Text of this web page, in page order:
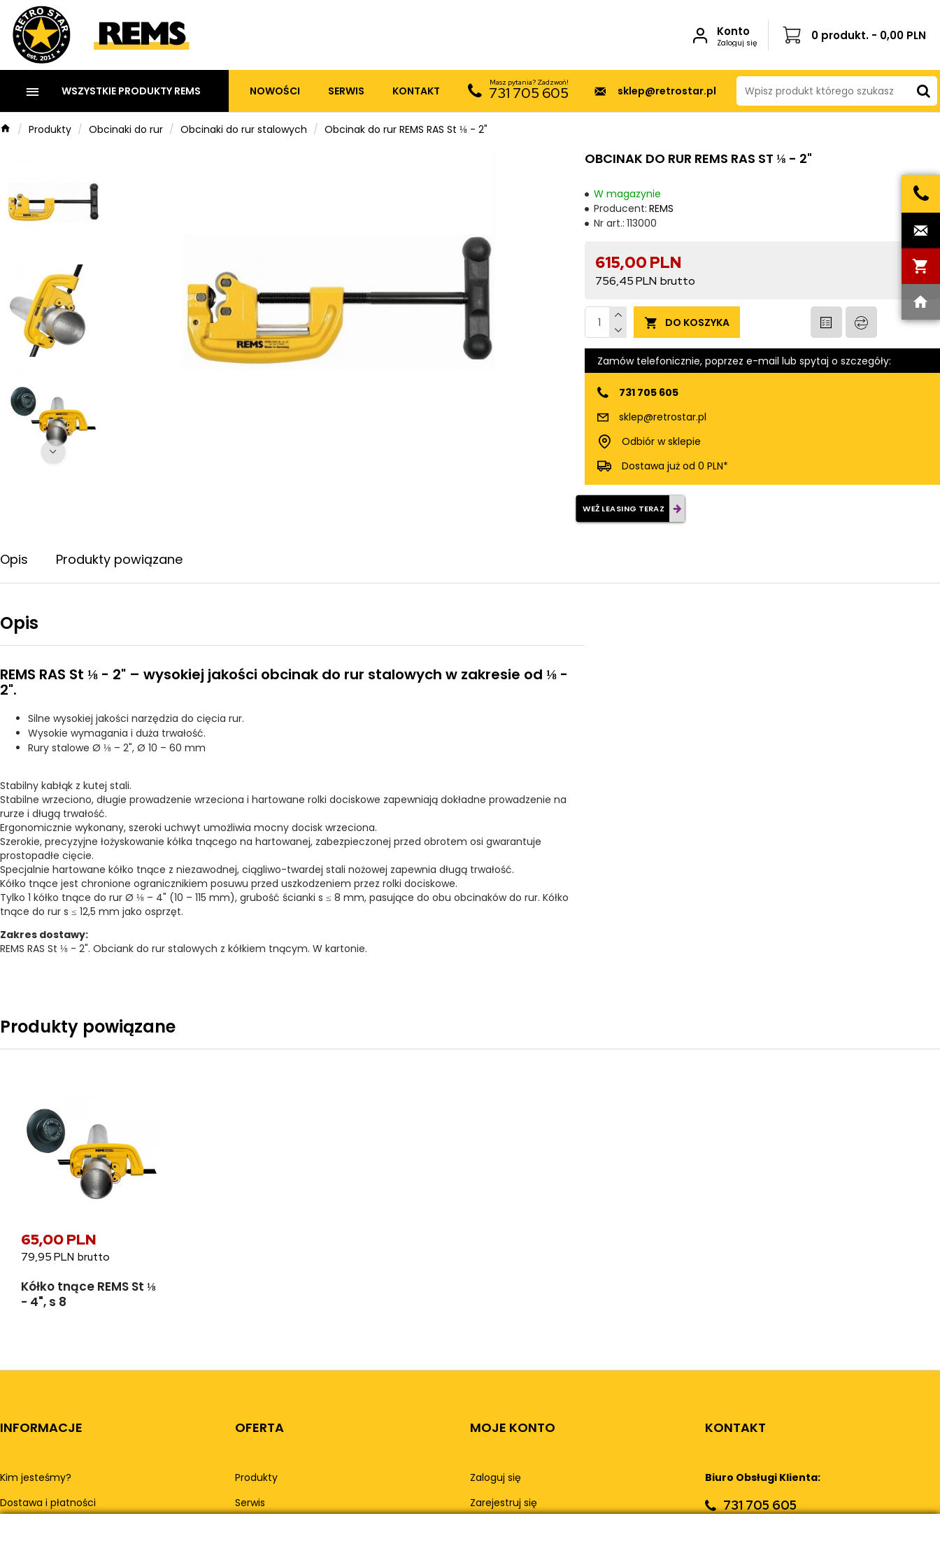
Konto
Zaloguj się
0 produkt. - 0,00 PLN
WSZYSTKIE PRODUKTY REMS NOWOŚCI SERWIS KONTAKT 731 705 605
Masz pytania? Zadzwoń!
sklep@retrostar.pl
Produkty Obcinaki do rur Obcinaki do rur stalowych Obcinak do rur REMS RAS St ⅛ - 2"
OBCINAK DO RUR REMS RAS ST ⅛ - 2"
W magazynie
Producent: REMS
Nr art.: 113000
615,00 PLN
756,45 PLN
DO KOSZYKA
Zamów telefonicznie, poprzez e-mail lub spytaj o szczegóły:
731 705 605
sklep@retrostar.pl
Odbiór w sklepie
Dostawa już od 0 PLN*
WEŹ LEASING TERAZ
Opis Produkty powiązane
Opis
REMS RAS St ⅛ - 2" – wysokiej jakości obcinak do rur stalowych w zakresie od ⅛ -
2".
Silne wysokiej jakości narzędzia do cięcia rur.
Wysokie wymagania i duża trwałość.
Rury stalowe Ø ⅛ – 2", Ø 10 – 60 mm
Stabilny kabłąk z kutej stali.
Stabilne wrzeciono, długie prowadzenie wrzeciona i hartowane rolki dociskowe zapewniają dokładne prowadzenie na
rurze i długą trwałość.
Ergonomicznie wykonany, szeroki uchwyt umożliwia mocny docisk wrzeciona.
Szerokie, precyzyjne łożyskowanie kółka tnącego na hartowanej, zabezpieczonej przed obrotem osi gwarantuje
prostopadłe cięcie.
Specjalnie hartowane kółko tnące z niezawodnej, ciągliwo-twardej stali nożowej zapewnia długą trwałość.
Kółko tnące jest chronione ogranicznikiem posuwu przed uszkodzeniem przez rolki dociskowe.
Tylko 1 kółko tnące do rur Ø ⅛ – 4" (10 – 115 mm), grubość ścianki s ≤ 8 mm, pasujące do obu obcinaków do rur. Kółko
tnące do rur s ≤ 12,5 mm jako osprzęt.
Zakres dostawy:
REMS RAS St ⅛ - 2". Obciank do rur stalowych z kółkiem tnącym. W kartonie.
Produkty powiązane
Kółko tnące REMS St ⅛
- 4", s 8
65,00 PLN
79,95 PLN
INFORMACJE
Kim jesteśmy?
Dostawa i płatności
OFERTA
Produkty
Serwis
MOJE KONTO
Zaloguj się
Zarejestruj się
KONTAKT
Biuro Obsługi Klienta:
731 705 605